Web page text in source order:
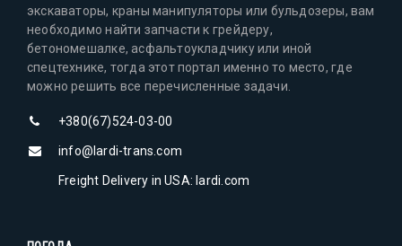
экскаваторы, краны манипуляторы или бульдозеры, вам
необходимо найти запчасти к грейдеру,
бетономешалке, асфальтоукладчику или иной
спецтехнике, тогда этот портал именно то место, где
можно решить все перечисленные задачи.
+380(67)524-03-00
info@lardi-trans.com
Freight Delivery in USA: lardi.com